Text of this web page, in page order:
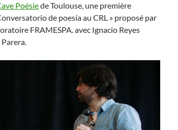
Poésiede Toulouse, une première
de poesía au CRL » proposé par
FRAMESPA. avec Ignacio Reyes